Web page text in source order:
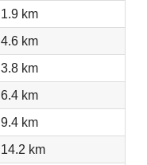
1.9 km
4.6 km
3.8 km
6.4 km
9.4 km
14.2 km